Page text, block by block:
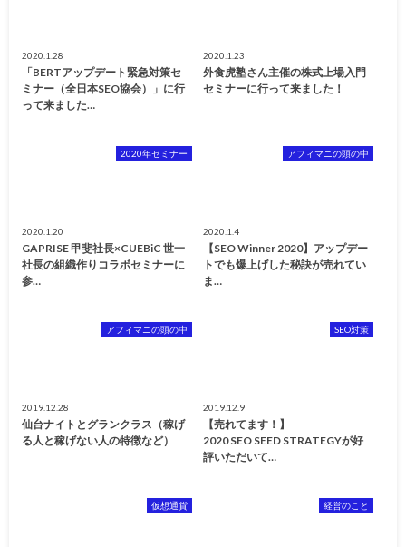
2020.1.28
「BERTアップデート緊急対策セ
ミナー（全日本SEO協会）」に行
って来ました…
2020.1.23
外食虎塾さん主催の株式上場入門
セミナーに行って来ました！
2020年セミナー
2020.1.20
GAPRISE 甲斐社長×CUEBiC 世一
社長の組織作りコラボセミナーに
参…
アフィマニの頭の中
2020.1.4
【SEO Winner 2020】アップデー
トでも爆上げした秘訣が売れてい
ま…
アフィマニの頭の中
2019.12.28
仙台ナイトとグランクラス（稼げ
る人と稼げない人の特徴など）
SEO対策
2019.12.9
【売れてます！】
2020 SEO SEED STRATEGYが好
評いただいて…
仮想通貨 経営のこと